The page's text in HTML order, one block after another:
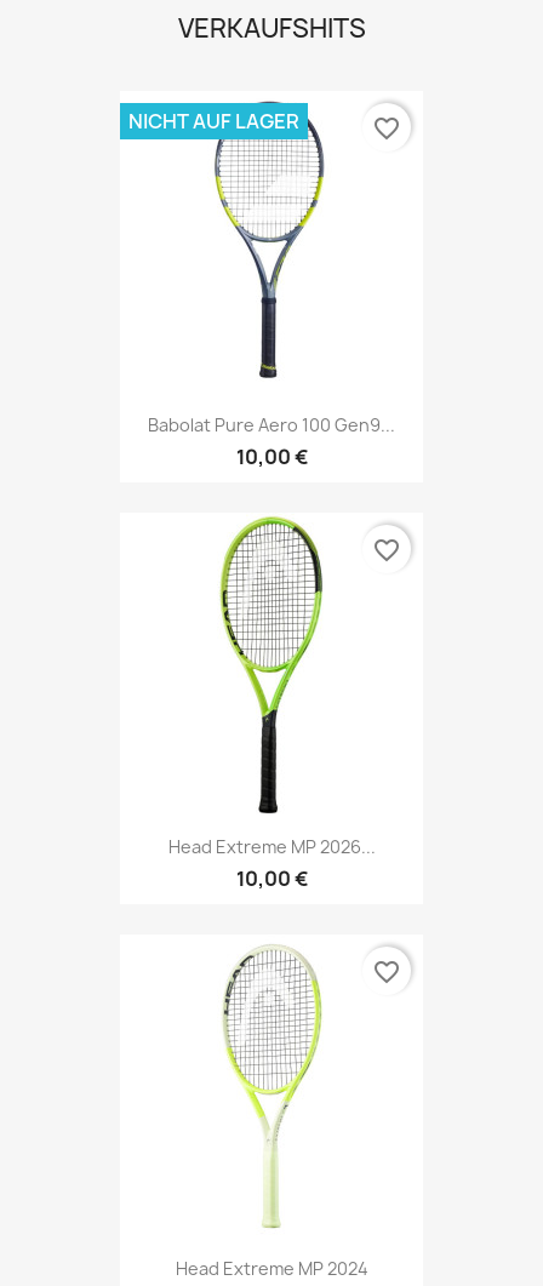
VERKAUFSHITS
Babolat Pure Aero 100 Gen9...
10,00 €
NICHT AUF LAGER favorite_border
Head Extreme MP 2026...
10,00 €
favorite_border
Head Extreme MP 2024
favorite_border